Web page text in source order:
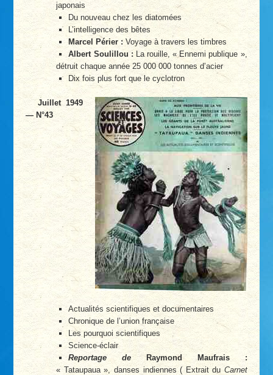
japonais
Du nouveau chez les diatomées
L’intelligence des bêtes
Marcel Périer :Voyage à travers les timbres
Albert Soulillou :La rouille, « Ennemi publique »,
détruit chaque année 25 000 000 tonnes d’acier
Dix fois plus fort que le cyclotron
Juillet 1949
— N°43
Actualités scientifiques et documentaires
Chronique de l’union française
Les pourquoi scientifiques
Science-éclair
Reportage deRaymond Maufrais :
« Tataupaua », danses indiennes ( Extrait duCarnet